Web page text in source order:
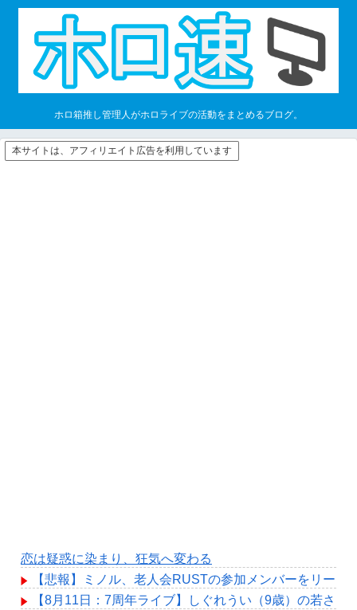
ホロ箱推し管理人がホロライブの活動をまとめるブログ。
本サイトは、アフィリエイト広告を利用しています
恋は疑惑に染まり、狂気へ変わる
【悲報】ミノル、老人会RUSTの参加メンバーをリー
【8月11日：7周年ライブ】しぐれうい（9歳）の若さ